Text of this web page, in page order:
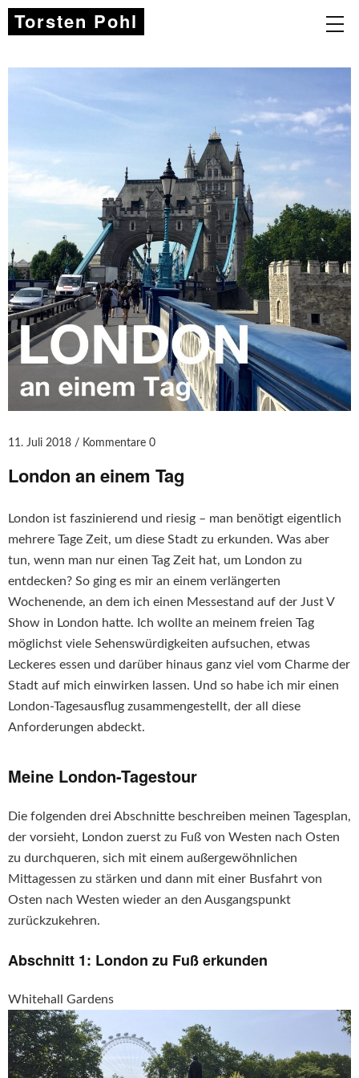
Torsten Pohl
11. Juli 2018 Kommentare 0
London an einem Tag
London ist faszinierend und riesig – man benötigt eigentlich
mehrere Tage Zeit, um diese Stadt zu erkunden. Was aber
tun, wenn man nur einen Tag Zeit hat, um London zu
entdecken? So ging es mir an einem verlängerten
Wochenende, an dem ich einen Messestand auf der Just V
Show in London hatte. Ich wollte an meinem freien Tag
möglichst viele Sehenswürdigkeiten aufsuchen, etwas
Leckeres essen und darüber hinaus ganz viel vom Charme der
Stadt auf mich einwirken lassen. Und so habe ich mir einen
London-Tagesausflug zusammengestellt, der all diese
Anforderungen abdeckt.
Meine London-Tagestour
Die folgenden drei Abschnitte beschreiben meinen Tagesplan,
der vorsieht, London zuerst zu Fuß von Westen nach Osten
zu durchqueren, sich mit einem außergewöhnlichen
Mittagessen zu stärken und dann mit einer Busfahrt von
Osten nach Westen wieder an den Ausgangspunkt
zurückzukehren.
Abschnitt 1: London zu Fuß erkunden
Whitehall Gardens